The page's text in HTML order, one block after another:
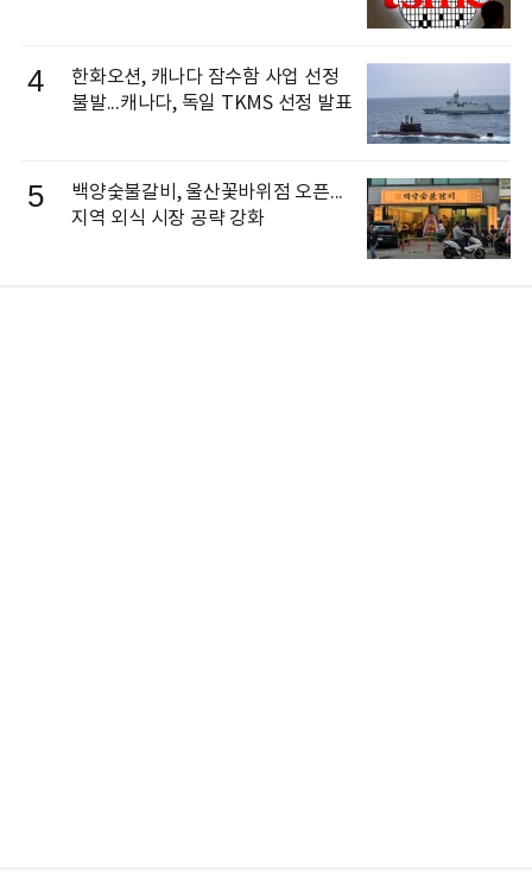
4
한화오션, 캐나다 잠수함 사업 선정
불발...캐나다, 독일 TKMS 선정 발표
5
백양숯불갈비, 울산꽃바위점 오픈...
지역 외식 시장 공략 강화